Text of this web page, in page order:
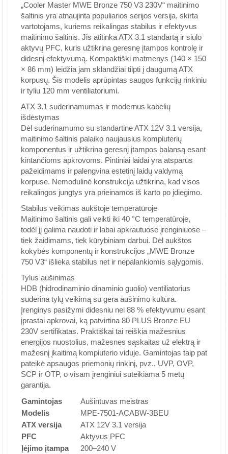
„Cooler Master MWE Bronze 750 V3 230V“ maitinimo
šaltinis yra atnaujinta populiarios serijos versija, skirta
vartotojams, kuriems reikalingas stabilus ir efektyvus
maitinimo šaltinis. Jis atitinka ATX 3.1 standartą ir siūlo
aktyvų PFC, kuris užtikrina geresnę įtampos kontrolę ir
didesnį efektyvumą. Kompaktiški matmenys (140 × 150
× 86 mm) leidžia jam sklandžiai tilpti į daugumą ATX
korpusų. Šis modelis aprūpintas saugos funkcijų rinkiniu
ir tyliu 120 mm ventiliatoriumi.
ATX 3.1 suderinamumas ir modernus kabelių
išdėstymas
Dėl suderinamumo su standartine ATX 12V 3.1 versija,
maitinimo šaltinis palaiko naujausius kompiuterių
komponentus ir užtikrina geresnį įtampos balansą esant
kintančioms apkrovoms. Pintiniai laidai yra atsparūs
pažeidimams ir palengvina estetinį laidų valdymą
korpuse. Nemodulinė konstrukcija užtikrina, kad visos
reikalingos jungtys yra prieinamos iš karto po įdiegimo.
Stabilus veikimas aukštoje temperatūroje
Maitinimo šaltinis gali veikti iki 40 °C temperatūroje,
todėl jį galima naudoti ir labai apkrautuose įrenginiuose –
tiek žaidimams, tiek kūrybiniam darbui. Dėl aukštos
kokybės komponentų ir konstrukcijos „MWE Bronze
750 V3“ išlieka stabilus net ir nepalankiomis sąlygomis.
Tylus aušinimas
HDB (hidrodinaminio dinaminio guolio) ventiliatorius
suderina tylų veikimą su gera aušinimo kultūra.
Įrenginys pasižymi didesniu nei 88 % efektyvumu esant
įprastai apkrovai, ką patvirtina 80 PLUS Bronze EU
230V sertifikatas. Praktiškai tai reiškia mažesnius
energijos nuostolius, mažesnes sąskaitas už elektrą ir
mažesnį įkaitimą kompiuterio viduje. Gamintojas taip pat
pateikė apsaugos priemonių rinkinį, pvz., UVP, OVP,
SCP ir OTP, o visam įrenginiui suteikiama 5 metų
garantija.
Gamintojas
Aušintuvas meistras
Modelis
MPE-7501-ACABW-3BEU
ATX versija
ATX 12V 3.1 versija
PFC
Aktyvus PFC
Įėjimo įtampa
200–240 V